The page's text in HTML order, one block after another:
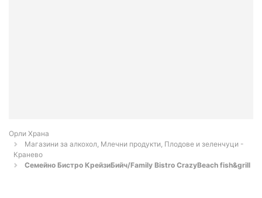
Орли Храна
Магазини за алкохол, Млечни продукти, Плодове и зеленчуци -
Кранево
Семейно Бистро КрейзиБийч/Family Bistro CrazyBeach fish&grill